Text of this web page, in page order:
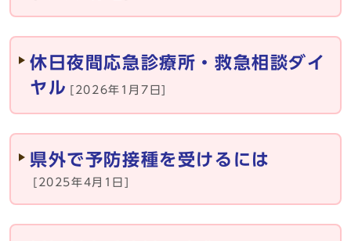
休日夜間応急診療所・救急相談ダイ
ヤル
[2026年1月7日]
県外で予防接種を受けるには
[2025年4月1日]